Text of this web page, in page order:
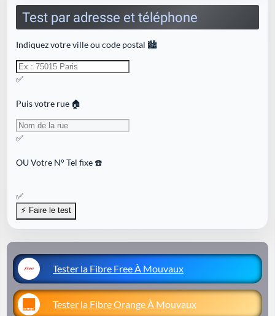
Test par adresse et téléphone
Indiquez votre ville ou code postal 🏙️
✅
Puis votre rue 🏠
✅
OUVotre N° Tel fixe ☎️
✅
Tester la Fibre Free À Mouvaux
Tester la Fibre Orange À Mouvaux